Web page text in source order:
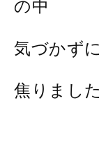
の中
気づかず
焦りまし